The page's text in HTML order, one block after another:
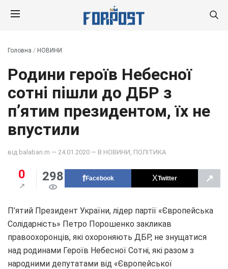
Головна / НОВИНИ
Родини героїв Небесної
сотні пішли до ДБР з
п’ятим президентом, їх не
впустили
від balaban.m — 24.01.2020 — В НОВИНИ ПОЛІТИКА
0 298 Facebook Twitter ↗
П’ятий Президент України, лідер партії «Європейська
Солідарність» Петро Порошенко закликав
правоохоронців, які охороняють ДБР, не знущатися
над родинами Героїв Небесної Сотні, які разом з
народними депутатами від «Європейської